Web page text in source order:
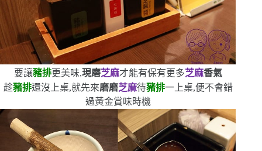
要讓豬排更美味,現磨芝麻才能有保有更多芝麻香氣
趁豬排還沒上桌,就先來磨磨芝麻待豬排一上桌,便不會錯
過黃金賞味時機